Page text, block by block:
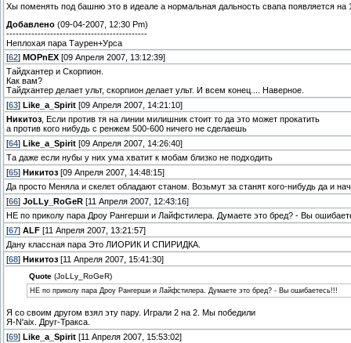
Хы поменять под башню это в идеале а нормальная дальность свапа появляется на
Добавлено (09-04-2007, 12:30 Pm)
---------------------------------------------
Неплохая пара Таурен+Урса
[62] MOPnEX [09 Апреля 2007, 13:12:39]
Тайдхантер и Скорпион.
Как вам?
Тайдхантер делает ульт, скорпион делает ульт. И всем конец.... Наверное.
[63] Like_a_Spirit [09 Апреля 2007, 14:21:10]
Никитоз , Если против тя на линии милишник стоит то да это может прокатить
а против кого нибудь с ренжем 500-600 ничего не сделаешь
[64] Like_a_Spirit [09 Апреля 2007, 14:26:40]
Та даже если нубы у них ума хватит к мобам близко не подходить
[65] Никитоз [09 Апреля 2007, 14:48:15]
Да просто Меняла и скелет обладают станом. Возьмут за станят кого-нибудь да и
[66] JoLLy_RoGeR [11 Апреля 2007, 12:43:16]
НЕ по приколу пара Дроу Рангерши и Лайфстилера. Думаете это бред? - Вы
[67] ALF [11 Апреля 2007, 13:21:57]
Дану классная пара Это ЛИОРИК И СПИРИДКА.
[68] Никитоз [11 Апреля 2007, 15:41:30]
Quote(JoLLy_RoGeR)
НЕ по приколу пара Дроу Рангерши и Лайфстилера. Думаете это бред? - Вы ошибаетесь!!!
Я со своим другом взял эту пару. Играли 2 на 2. Мы победили
Я-N'aix. Друг-Тракса.
[69] Like_a_Spirit [11 Апреля 2007, 15:53:02]